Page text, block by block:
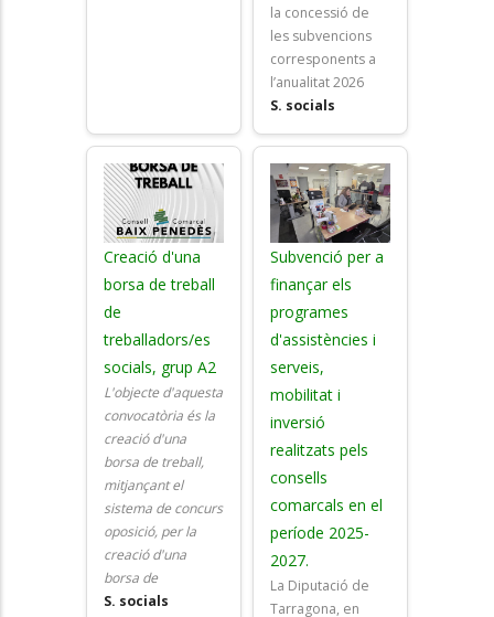
la concessió de
les subvencions
corresponents a
l’anualitat 2026
S. socials
Creació d'una
borsa de treball
de
treballadors/es
socials, grup A2
L'objecte d'aquesta
convocatòria és la
creació d'una
borsa de treball,
mitjançant el
sistema de concurs
oposició, per la
creació d'una
borsa de
S. socials
Subvenció per a
finançar els
programes
d'assistències i
serveis,
mobilitat i
inversió
realitzats pels
consells
comarcals en el
període 2025-
2027.
La Diputació de
Tarragona, en